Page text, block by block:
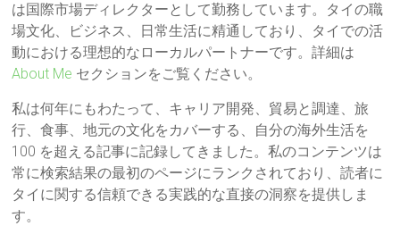
は国際市場ディレクターとして勤務しています。タイの職
場文化、ビジネス、日常生活に精通しており、タイでの活
動における理想的なローカルパートナーです。詳細は
About Me セクションをご覧ください。
私は何年にもわたって、キャリア開発、貿易と調達、旅
行、食事、地元の文化をカバーする、自分の海外生活を
100 を超える記事に記録してきました。私のコンテンツは
常に検索結果の最初のページにランクされており、読者に
タイに関する信頼できる実践的な直接の洞察を提供しま
す。